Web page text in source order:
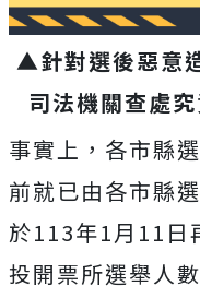
▲針對選後惡意
司法機關查處
事實上，各市縣
前就已由各市縣
於113年1月11日
投開票所選舉人